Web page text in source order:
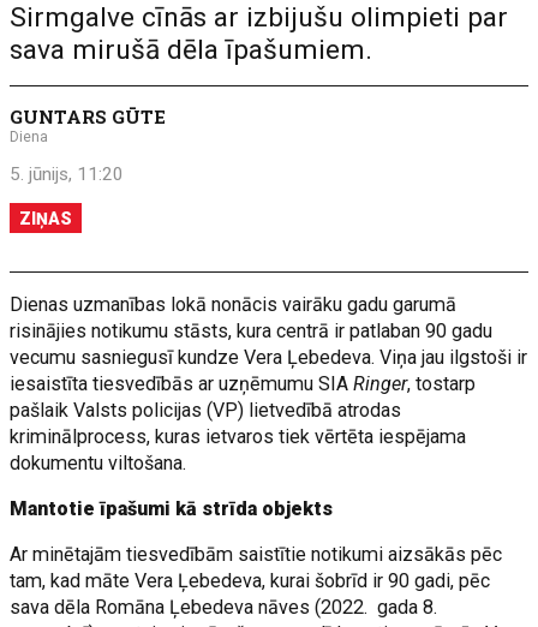
Sirmgalve cīnās ar izbijušu olimpieti par
sava mirušā dēla īpašumiem.
GUNTARS GŪTE
Diena
5. jūnijs, 11:20
ZIŅAS
Dienas uzmanības lokā nonācis vairāku gadu garumā
risinājies notikumu stāsts, kura centrā ir patlaban 90 gadu
vecumu sasniegusī kundze Vera Ļebedeva. Viņa jau ilgstoši ir
iesaistīta tiesvedībās ar uzņēmumu SIARinger, tostarp
pašlaik Valsts policijas (VP) lietvedībā atrodas
kriminālprocess, kuras ietvaros tiek vērtēta iespējama
dokumentu viltošana.
Mantotie īpašumi kā strīda objekts
Ar minētajām tiesvedībām saistītie notikumi aizsākās pēc
tam, kad māte Vera Ļebedeva, kurai šobrīd ir 90 gadi, pēc
sava dēla Romāna Ļebedeva nāves (2022. gada 8.